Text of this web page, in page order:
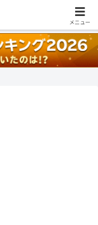
一覧はこちら
メニュー